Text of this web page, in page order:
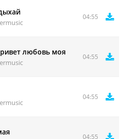
04:55
любовь моя
04:55
04:55
04:55